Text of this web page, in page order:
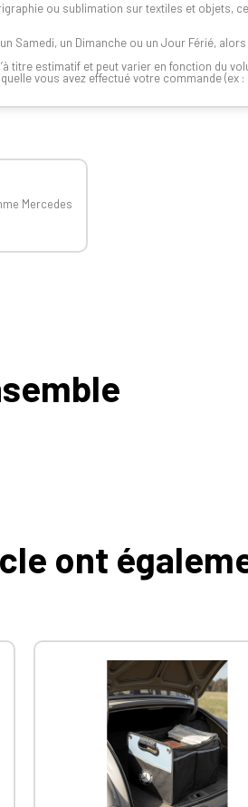
ou sublimation sur textiles et objets,
Samedi, un Dimanche ou un Jour Férié,
titre estimatif et peut varier en fonction du
vous avez effectué votre commande (ex
Mercedes
ont